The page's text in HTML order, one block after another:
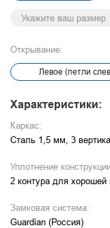
Открывание:
Левое (петли
Характеристики:
Каркас:
Сталь 1,5 мм, 3
Уплотнение
2 контура для хорошей
Замковая система:
Guardian (Россия)